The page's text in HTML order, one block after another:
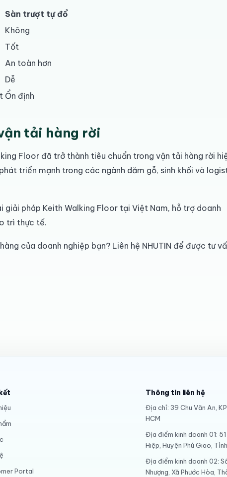
Sàn trượt tự đổ
Không
Tốt
An toàn hơn
Dễ
Ổn định
tải hàng rời
Floor đã trở thành tiêu chuẩn trong vận tải hàng rời
triển mạnh trong các ngành dăm gỗ, sinh khối và
giải pháp Keith Walking Floor tại Việt Nam, hỗ trợ doanh
trì thực tế.
của doanh nghiệp bạn? Liên hệ NHUTIN để được tư
Portal
Thông tin liên hệ
Địa chỉ: 39 Chu Văn An,
HCM
Địa điểm kinh doanh 01:
Hiệp, Huyện Phú Giao,
Địa điểm kinh doanh 02:
Nhượng, Xã Phước Hòa,